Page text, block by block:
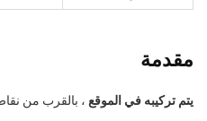
مقدمة
يتم تركيبه في الموقع ، بالقرب من